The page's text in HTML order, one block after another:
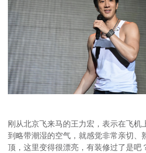
刚从北京飞来马的王力宏，表示在飞机
到略带潮湿的空气，就感觉非常亲切、
顶，这里变得很漂亮，有装修过了是吧